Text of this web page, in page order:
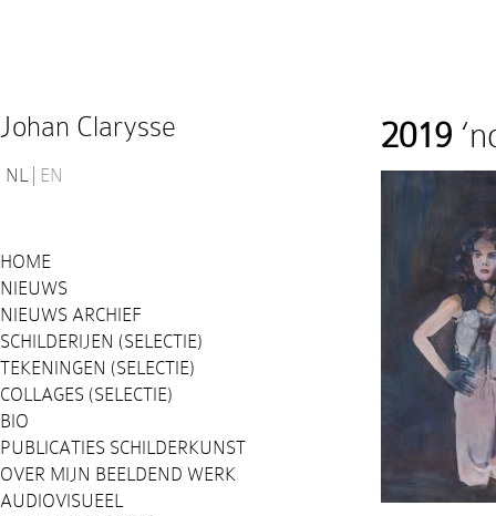
Johan Clarysse
NL EN
HOME
NIEUWS
NIEUWS ARCHIEF
SCHILDERIJEN (SELECTIE)
TEKENINGEN (SELECTIE)
COLLAGES (SELECTIE)
BIO
PUBLICATIES SCHILDERKUNST
OVER MIJN BEELDEND WERK
AUDIOVISUEEL
2019